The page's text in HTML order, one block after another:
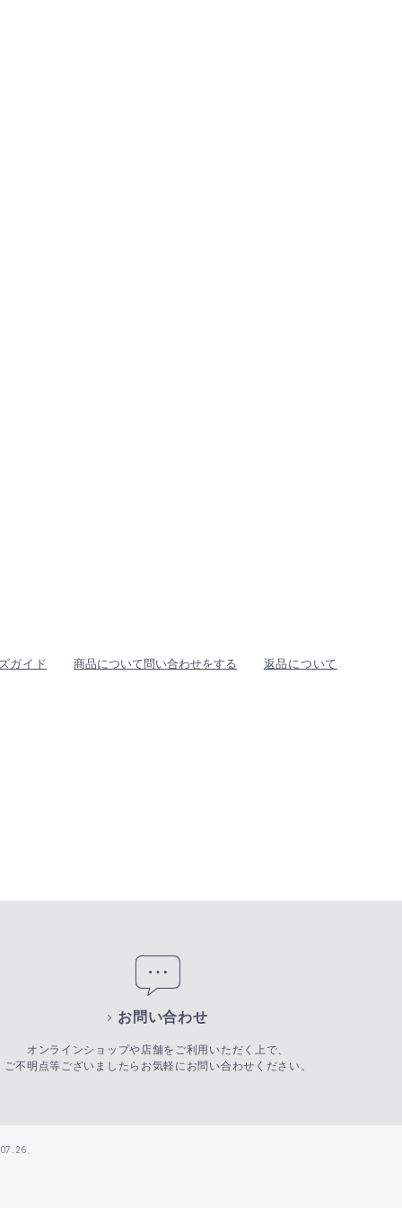
ガイド 商品について問い合わせをする 返品について
お問い合わせ
オンラインショップや店舗をご利用いただく上で、
ご不明点等ございましたらお気軽にお問い合わせください。
、